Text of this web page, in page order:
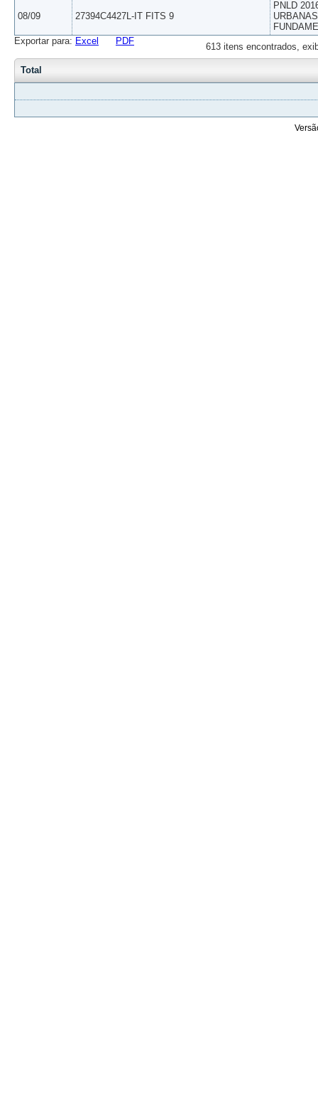
08/09 27394C4427L-IT FITS 9
PNLD
613 itens encontrados,
Exportar para: Excel PDF
Total